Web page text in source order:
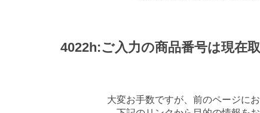
4022h:ご入力の商品番号は現在
大変お手数ですが、前のページに